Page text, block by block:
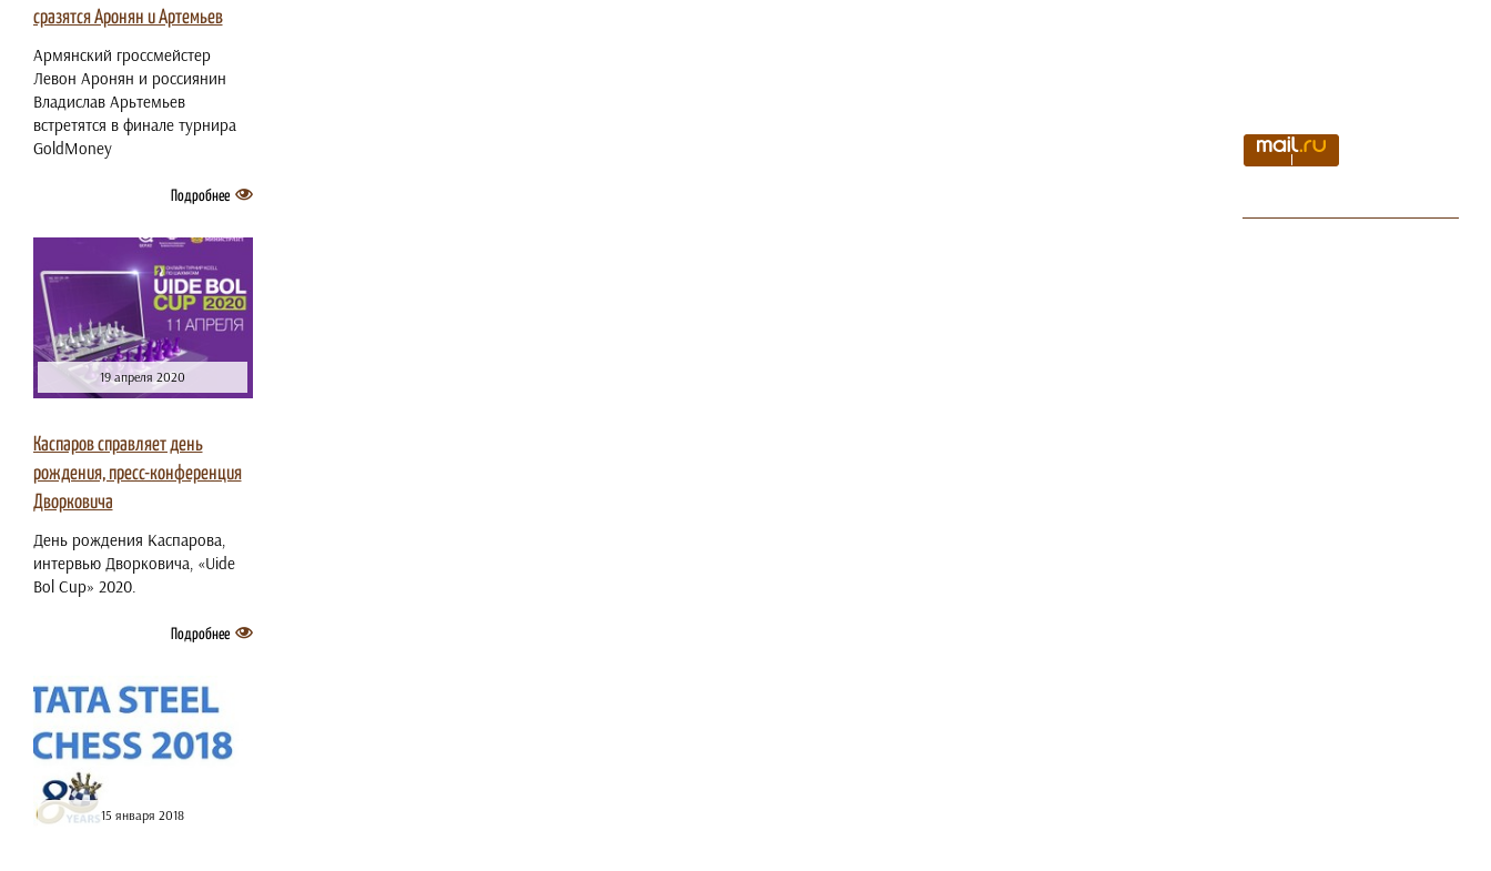
сразятся Аронян и Артемьев
Армянский гроссмейстер
Левон Аронян и россиянин
Владислав Арьтемьев
встретятся в финале турнира
GoldMoney
Подробнее
19 апреля 2020
Каспаров справляет день
рождения, пресс-конференция
Дворковича
День рождения Каспарова,
интервью Дворковича, «Uide
Bol Cup» 2020.
Подробнее
15 января 2018